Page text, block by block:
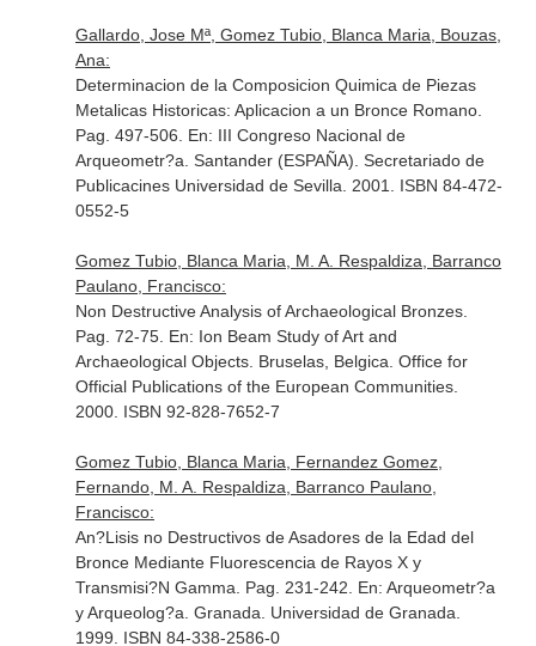
Gallardo, Jose Mª, Gomez Tubio, Blanca Maria, Bouzas,
Ana:
Determinacion de la Composicion Quimica de Piezas
Metalicas Historicas: Aplicacion a un Bronce Romano.
Pag. 497-506. En: III Congreso Nacional de
Arqueometr?a . Santander (ESPAÑA). Secretariado de
Publicacines Universidad de Sevilla. 2001. ISBN 84-472-
0552-5
Gomez Tubio, Blanca Maria, M. A. Respaldiza, Barranco
Paulano, Francisco:
Non Destructive Analysis of Archaeological Bronzes.
Pag. 72-75. En: Ion Beam Study of Art and
Archaeological Objects. Bruselas, Belgica. Office for
Official Publications of the European Communities.
2000. ISBN 92-828-7652-7
Gomez Tubio, Blanca Maria, Fernandez Gomez,
Fernando, M. A. Respaldiza, Barranco Paulano,
Francisco:
An?Lisis no Destructivos de Asadores de la Edad del
Bronce Mediante Fluorescencia de Rayos X y
Transmisi?N Gamma. Pag. 231-242. En: Arqueometr?a
y Arqueolog?a . Granada. Universidad de Granada.
1999. ISBN 84-338-2586-0